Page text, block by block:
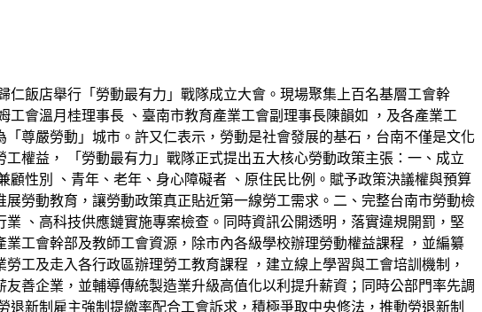
仁飯店舉行「勞動最有力」戰隊成立大會。現場聚集上百名基層工會幹
會溫月桂理事長 、臺南市教育產業工會副理事長陳韻如 ，及各產業工
尊嚴勞動」城市。許又仁表示，勞動是社會發展的基石，台南不僅是文化
權益， 「勞動最有力」戰隊正式提出五大核心勞動政策主張：一、成立
性別 、青年、老年、身心障礙者 、原住民比例。賦予政策決議權與預算
勞動教育，讓勞動政策真正貼近第一線勞工需求。二、完整台南市勞動檢
、高科技供應鏈實施專案檢查。同時資訊公開透明，落實違規開罰，堅
工會幹部及教師工會資源，除市內各級學校辦理勞動權益課程 ，並編纂
工及走入各行政區辦理勞工教育課程 ，建立線上學習與工會培訓機制，
善企業，並輔導傳統製造業升級高值化以利提升薪資；同時公部門率先調
新制雇主強制提繳率配合工會訴求，積極爭取中央修法，推動勞退新制